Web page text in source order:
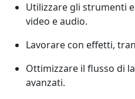
Utilizzare gli strumenti
video e audio.
Lavorare con effetti,
Ottimizzare il flusso di
avanzati.